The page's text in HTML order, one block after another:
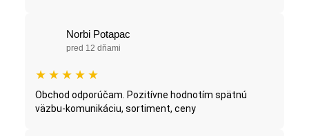
Norbi Potapac
pred 12 dňami
★ ★ ★ ★ ★
Obchod odporúčam. Pozitívne hodnotím spätnú
väzbu-komunikáciu, sortiment, ceny